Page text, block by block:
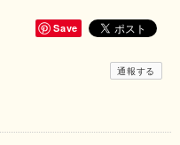
よろしくお願いいたします。
Save
通報する